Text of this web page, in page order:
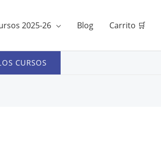
2025-26 Blog Carrito 🛒
CURSOS